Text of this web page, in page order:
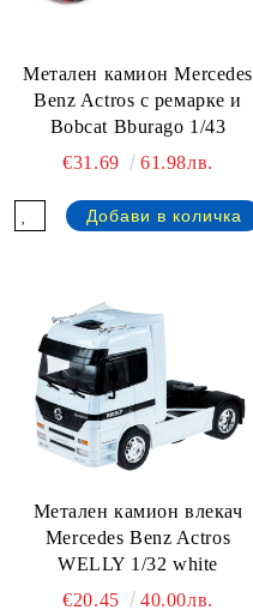
Метален камион Mercedes
Benz Actros с ремарке и
Bobcat Bburago 1/43
€31.69
61.98лв.
Метален камион влекач
Mercedes Benz Actros
WELLY 1/32 white
€20.45
40.00лв.